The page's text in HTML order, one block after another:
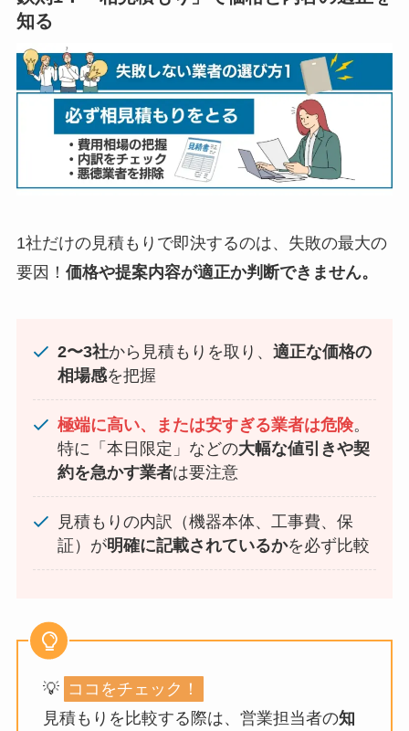
知る
1社だけの見積もりで即決するのは、失敗の最大の
要因！ 価格や提案内容が適正か判断できません。
2〜3社から見積もりを取り、 適正な価格の
相場感を把握
極端に高い、または安すぎる業者は危険。
特に「本日限定」などの大幅な値引きや契
約を急かす業者は要注意
見積もりの内訳（機器本体、工事費、保
証）が明確に記載されているかを必ず比較
💡 ココをチェック！
見積もりを比較する際は、営業担当者の知